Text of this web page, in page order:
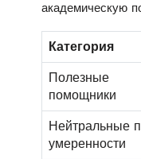
академическую
Категория
Полезные
помощники
Нейтральные
умеренности